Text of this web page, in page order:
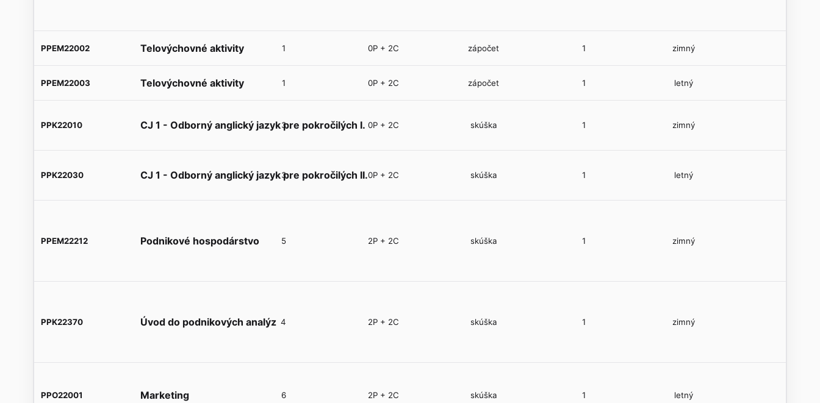
PPEM22002 Telovýchovné aktivity 1 0P + 2C zápočet 1 zimný
PPEM22003 Telovýchovné aktivity 1 0P + 2C zápočet 1 letný
PPK22010 CJ 1 - Odborný anglický jazyk pre pokročilých I.
3 0P + 2C skúška 1 zimný
PPK22030 CJ 1 - Odborný anglický jazyk pre pokročilých II.
3 0P + 2C skúška 1 letný
PPEM22212 Podnikové hospodárstvo 5 2P + 2C skúška 1 zimný
PPK22370 Úvod do podnikových analýz 4 2P + 2C skúška 1 zimný
PPO22001 Marketing 6 2P + 2C skúška 1 letný